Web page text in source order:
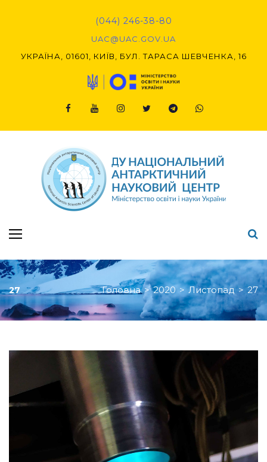
(044) 246-38-80
UAC@UAC.GOV.UA​​
УКРАЇНА, 01601, КИЇВ, БУЛ. ТАРАСА ШЕВЧЕНКА, 16
27 Головна > 2020 > Листопад > 27
День:
27.11.2020